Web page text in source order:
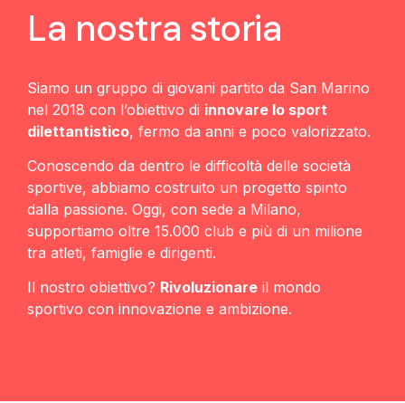
La nostra storia
Siamo un gruppo di giovani partito da San Marino
nel 2018 con l’obiettivo di innovare lo sport
dilettantistico, fermo da anni e poco valorizzato.
Conoscendo da dentro le difficoltà delle società
sportive, abbiamo costruito un progetto spinto
dalla passione. Oggi, con sede a Milano,
supportiamo oltre 15.000 club e più di un milione
tra atleti, famiglie e dirigenti.
Il nostro obiettivo? Rivoluzionare il mondo
sportivo con innovazione e ambizione.